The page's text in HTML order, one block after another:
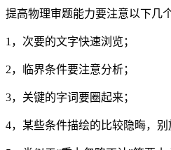
提高物理审题能力要注意以下几
1，次要的文字快速浏览；
2，临界条件要注意分析；
3，关键的字词要圈起来；
4，某些条件描绘的比较隐晦，别